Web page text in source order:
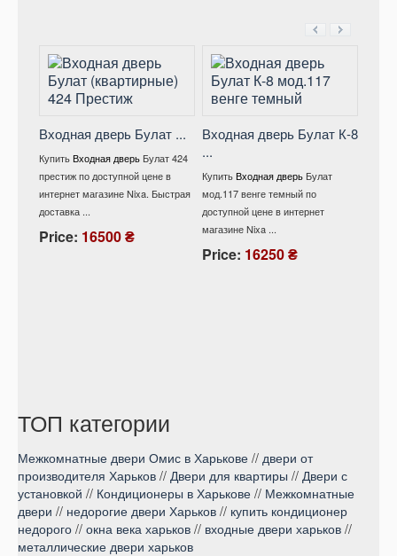
Входная дверь Булат ...
Купить Входная дверьБулат 424
престиж по доступной цене в
интернет магазине Nixa. Быстрая
доставка ...
Price: 16500 ₴
Входная дверь Булат К-8
...
Купить Входная дверьБулат
мод.117 венге темный по
доступной цене в интернет
магазине Nixa ...
Price: 16250 ₴
ТОП категории
Межкомнатные двери Омис в Харькове // двери от
производителя Харьков // Двери для квартиры // Двери с
установкой // Кондиционеры в Харькове // Межкомнатные
двери // недорогие двери Харьков // купить кондиционер
недорого // окна века харьков // входные двери харьков //
металлические двери харьков